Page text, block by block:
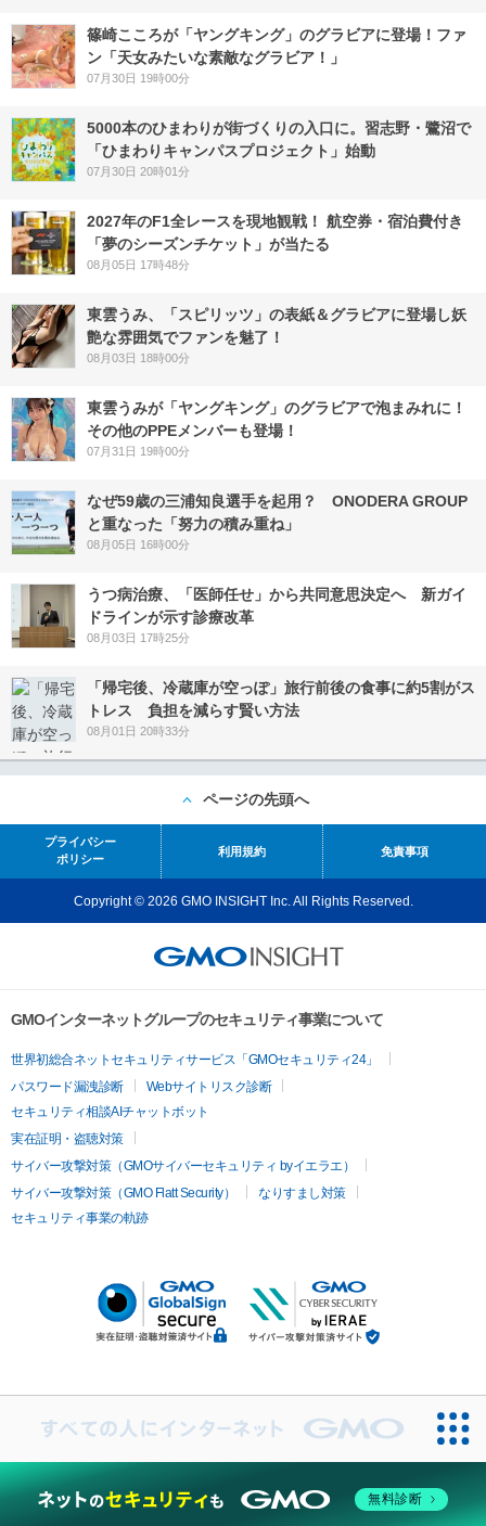
篠崎こころが「ヤングキング」のグラビアに登場！ファ
ン「天女みたいな素敵なグラビア！」
07月30日 19時00分
5000本のひまわりが街づくりの入口に。習志野・鷺沼で
「ひまわりキャンパスプロジェクト」始動
07月30日 20時01分
2027年のF1全レースを現地観戦！ 航空券・宿泊費付き
「夢のシーズンチケット」が当たる
08月05日 17時48分
東雲うみ、「スピリッツ」の表紙＆グラビアに登場し妖
艶な雰囲気でファンを魅了！
08月03日 18時00分
東雲うみが「ヤングキング」のグラビアで泡まみれに！
その他のPPEメンバーも登場！
07月31日 19時00分
なぜ59歳の三浦知良選手を起用？ ONODERA GROUP
と重なった「努力の積み重ね」
08月05日 16時00分
うつ病治療、「医師任せ」から共同意思決定へ 新ガイ
ドラインが示す診療改革
08月03日 17時25分
「帰宅後、冷蔵庫が空っぽ」旅行前後の食事に約5割がス
トレス 負担を減らす賢い方法
08月01日 20時33分
ページの先頭へ
プライバシー
ポリシー
利用規約 免責事項
Copyright © 2026 GMO INSIGHT Inc. All Rights Reserved.
GMOインターネットグループのセキュリティ事業について
世界初総合ネットセキュリティサービス「GMOセキュリティ24」
パスワード漏洩診断
Webサイトリスク診断
セキュリティ相談AIチャットボット
実在証明・盗聴対策
サイバー攻撃対策（GMOサイバーセキュリティ byイエラエ）
サイバー攻撃対策（GMO Flatt Security）
なりすまし対策
セキュリティ事業の軌跡
無料診断